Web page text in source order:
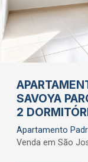
SAVOYA
2
Apartamento
Venda em São